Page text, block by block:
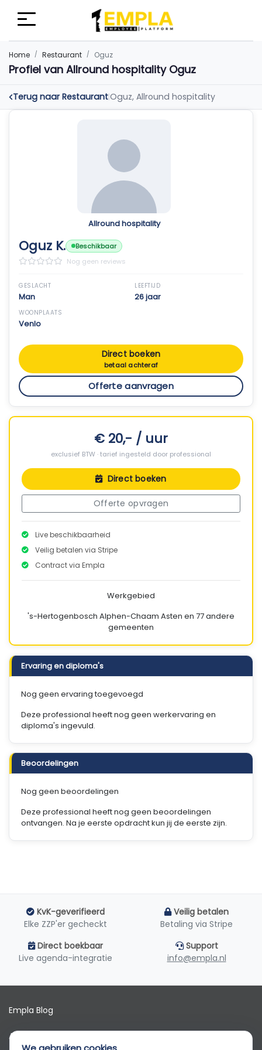
Home Restaurant Oguz
Profiel van Allround hospitality Oguz
Terug naar Restaurant|Oguz, Allround hospitality
Allround hospitality
Oguz K.
Beschikbaar
Nog geen reviews
GESLACHT
Man
LEEFTIJD
26 jaar
WOONPLAATS
Venlo
Direct boeken
betaal achteraf
Offerte aanvragen
€ 20,- / uur
exclusief BTW · tarief ingesteld door professional
Direct boeken
Offerte opvragen
Live beschikbaarheid
Veilig betalen via Stripe
Contract via Empla
Werkgebied
's-Hertogenbosch Alphen-Chaam Asten en 77 andere
gemeenten
Ervaring en diploma's
Nog geen ervaring toegevoegd
Deze professional heeft nog geen werkervaring en
diploma's ingevuld.
Beoordelingen
Nog geen beoordelingen
Deze professional heeft nog geen beoordelingen
ontvangen. Na je eerste opdracht kun jij de eerste zijn.
KvK-geverifieerd
Elke ZZP'er gecheckt
Veilig betalen
Betaling via Stripe
Direct boekbaar
Live agenda-integratie
Support
info@empla.nl
Empla Blog
Algemene voorwaarden